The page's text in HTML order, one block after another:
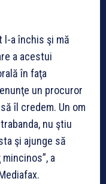
l-a închis şi mă
a acestui
în faţa
un procuror
îl credem. Un om
nu ştiu
şi ajunge să
a